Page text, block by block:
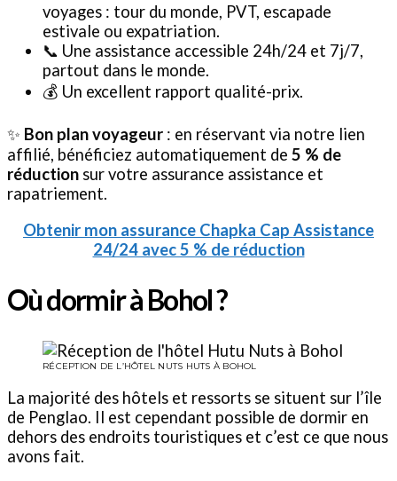
voyages : tour du monde, PVT, escapade
estivale ou expatriation.
📞 Une assistance accessible 24h/24 et 7j/7,
partout dans le monde.
💰 Un excellent rapport qualité-prix.
✨ Bon plan voyageur : en réservant via notre lien
affilié, bénéficiez automatiquement de 5 % de
réduction sur votre assurance assistance et
rapatriement.
Obtenir mon assurance Chapka Cap Assistance
24/24 avec 5 % de réduction
Où dormir à Bohol ?
RÉCEPTION DE L’HÔTEL NUTS HUTS À BOHOL
La majorité des hôtels et ressorts se situent sur l’île
de Penglao. Il est cependant possible de dormir en
dehors des endroits touristiques et c’est ce que nous
avons fait.